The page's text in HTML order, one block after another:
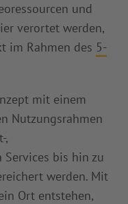
und
verortet werden,
im Rahmen des 5-
mit einem
Nutzungsrahmen
,
bis hin zu
werden. Mit
Ort entstehen,